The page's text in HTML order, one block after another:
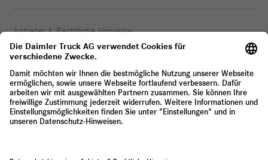
Anbieter & Rechtliche Hinweise
Datenschutz